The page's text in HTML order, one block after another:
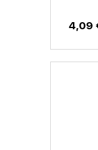
4,09